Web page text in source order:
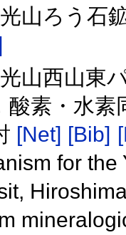
山ろう石
山西山東
酸素・水
[Net] [Bib]
for